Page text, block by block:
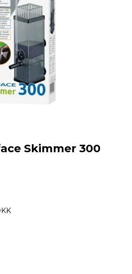
Skimmer 300